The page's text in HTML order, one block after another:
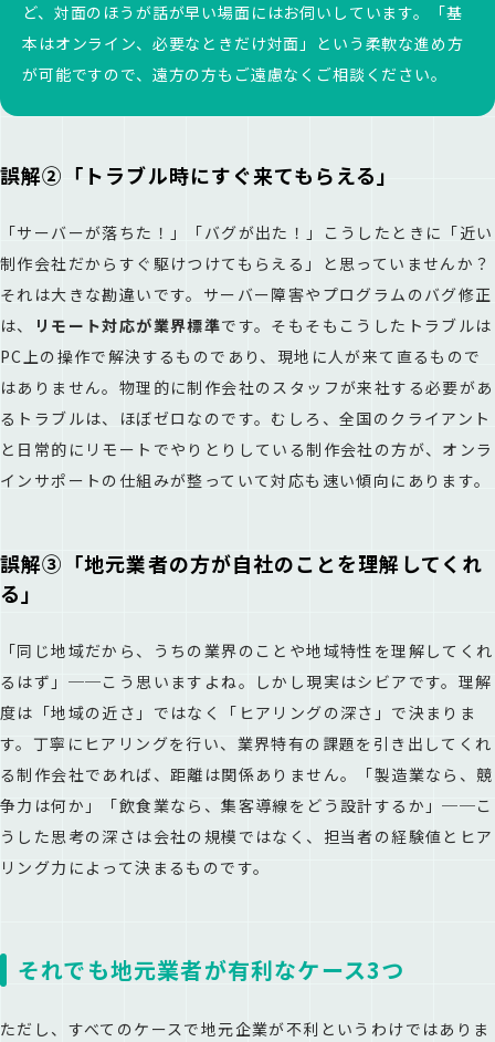
ど、対面のほうが話が早い場面にはお伺いしています。「基
本はオンライン、必要なときだけ対面」という柔軟な進め方
が可能ですので、遠方の方もご遠慮なくご相談ください。
誤解②「トラブル時にすぐ来てもらえる」
「サーバーが落ちた！」「バグが出た！」こうしたときに「近い
制作会社だからすぐ駆けつけてもらえる」と思っていませんか？
それは大きな勘違いです。サーバー障害やプログラムのバグ修正
は、
リモート対応が業界標準です。そもそもこうしたトラブルは
PC上の操作で解決するものであり、現地に人が来て直るもので
はありません。物理的に制作会社のスタッフが来社する必要があ
るトラブルは、ほぼゼロなのです。むしろ、全国のクライアント
と日常的にリモートでやりとりしている制作会社の方が、オンラ
インサポートの仕組みが整っていて対応も速い傾向にあります。
誤解③「地元業者の方が自社のことを理解してくれ
る」
「同じ地域だから、うちの業界のことや地域特性を理解してくれ
るはず」──こう思いますよね。しかし現実はシビアです。理解
度は「地域の近さ」ではなく「ヒアリングの深さ」で決まりま
す。丁寧にヒアリングを行い、業界特有の課題を引き出してくれ
る制作会社であれば、距離は関係ありません。「製造業なら、競
争力は何か」「飲食業なら、集客導線をどう設計するか」──こ
うした思考の深さは会社の規模ではなく、担当者の経験値とヒア
リング力によって決まるものです。
それでも地元業者が有利なケース3つ
ただし、すべてのケースで地元企業が不利というわけではありま